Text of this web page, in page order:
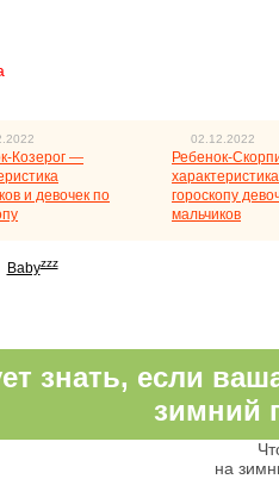
Козерог —
и девочек по
02.12.2022
Ребенок-
гороскопу
мальчиков
Babyzzz
на
знать, если
зимний